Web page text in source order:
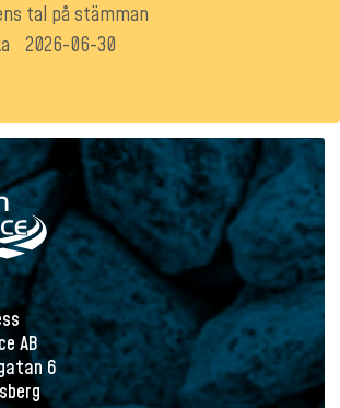
tal på stämman
2026-06-30
AB
6